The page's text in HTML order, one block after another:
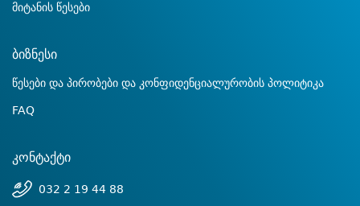
მიტანის წესები
ბიზნესი
წესები და პირობები და კონფიდენციალურობის პოლიტიკა
FAQ
კონტაქტი
032 2 19 44 88